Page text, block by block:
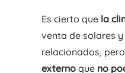
Es cierto que la
venta de solares
relacionados,
externoque no